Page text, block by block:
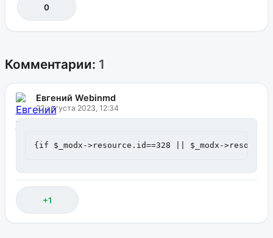
0
Комментарии: 1
Евгений Webinmd
22 августа 2023, 12:34
{if $_modx->resource.id==328 || $_modx-
+1